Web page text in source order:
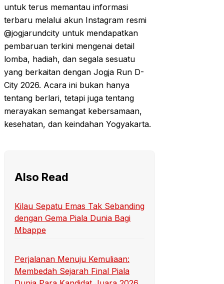
untuk terus memantau informasi
terbaru melalui akun Instagram resmi
@jogjarundcity untuk mendapatkan
pembaruan terkini mengenai detail
lomba, hadiah, dan segala sesuatu
yang berkaitan dengan Jogja Run D-
City 2026. Acara ini bukan hanya
tentang berlari, tetapi juga tentang
merayakan semangat kebersamaan,
kesehatan, dan keindahan Yogyakarta.
Also Read
Kilau Sepatu Emas Tak Sebanding
dengan Gema Piala Dunia Bagi
Mbappe
Perjalanan Menuju Kemuliaan:
Membedah Sejarah Final Piala